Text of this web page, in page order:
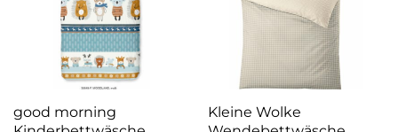
good morning
Kleine Wolke